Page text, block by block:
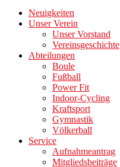
Neuigkeiten
Unser Verein
Unser Vorstand
Vereinsgeschichte
Abteilungen
Boule
Fußball
Power Fit
Indoor-Cycling
Kraftsport
Gymnastik
Völkerball
Service
Aufnahmeantrag
Mitgliedsbeiträge